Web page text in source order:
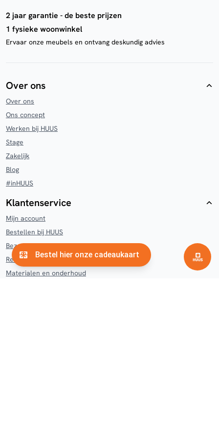
2 jaar garantie - de beste prijzen
1 fysieke woonwinkel
Ervaar onze meubels en ontvang deskundig advies
Over ons
Over ons
Ons concept
Werken bij HUUS
Stage
Zakelijk
Blog
#inHUUS
Klantenservice
Mijn account
Bestellen bij HUUS
Bezorgen en afhalen HUUS
Retourneren en klachten
Materialen en onderhoud